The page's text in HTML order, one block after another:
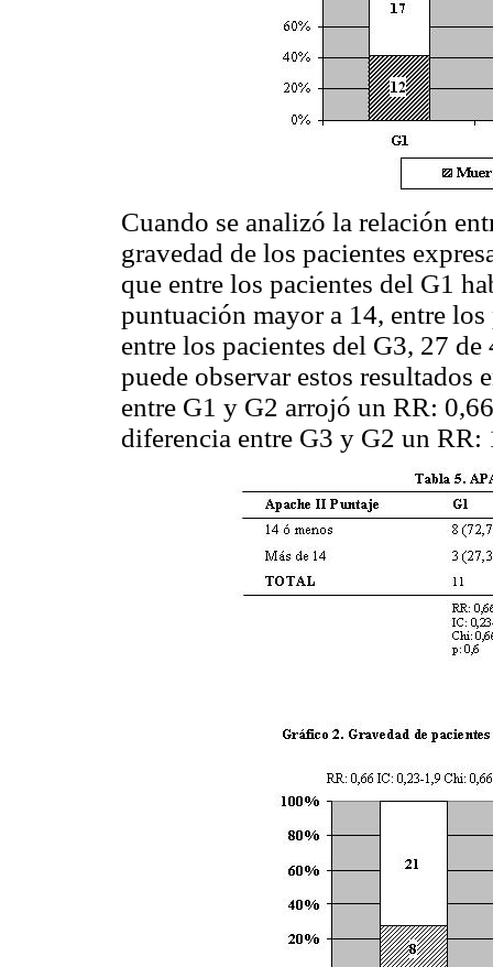
Cuando se analizó la relación
gravedad de los pacientes
que entre los pacientes del G1
puntuación mayor a 14, entre
entre los pacientes del G3, 27
puede observar estos resultados
entre G1 y G2 arrojó un RR:
diferencia entre G3 y G2 un